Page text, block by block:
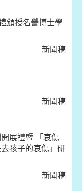
頒授名譽博士學
新聞稿
新聞稿
展禮暨 「哀傷
孩子的哀傷」研
新聞稿